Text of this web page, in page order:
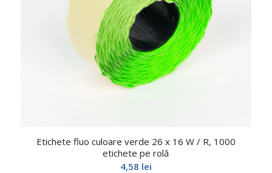
Etichete fluo culoare verde 26 x 16 W / R, 1000
etichete pe rolă
4,58 lei